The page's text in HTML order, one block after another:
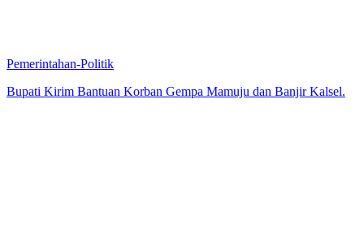
Pemerintahan-Politik
Bupati Kirim Bantuan Korban Gempa Mamuju dan Banjir Kalsel.